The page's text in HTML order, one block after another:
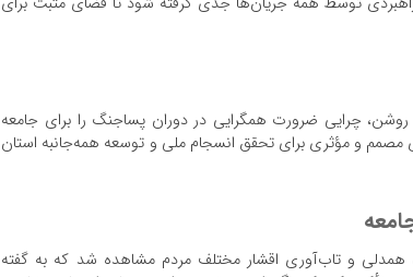
چرایی ضرورت همگرایی در دوران پساجنگ را برای جامعه
مصمم و مؤثری برای تحقق انسجام ملی و توسعه همه‌جانبه استان
همدلی و تاب‌آوری اقشار مختلف مردم مشاهده شد که به گفته